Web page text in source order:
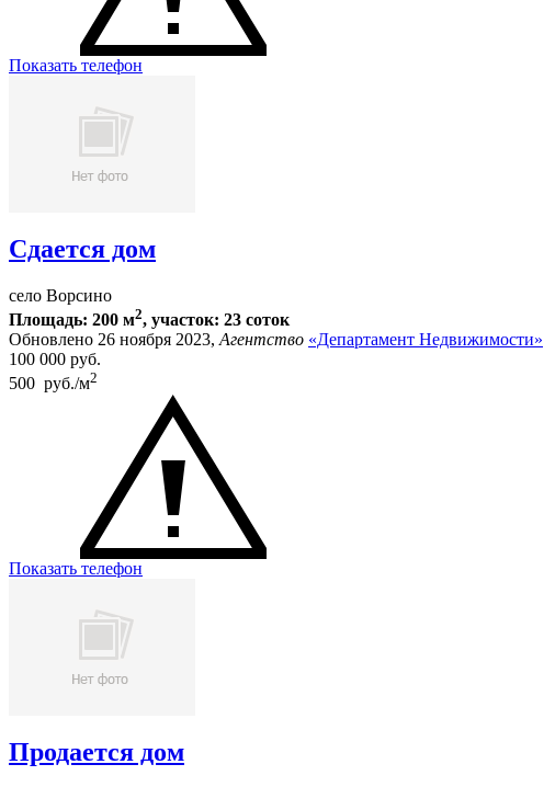
Показать телефон
Сдается дом
село Ворсино
Площадь: 200 м2, участок: 23 соток
Обновлено 26 ноября 2023, Агентство «Департамент Недвижимости»
100 000 руб.
500 руб./м2
Показать телефон
Продается дом